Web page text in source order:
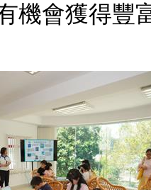
機會獲得豐